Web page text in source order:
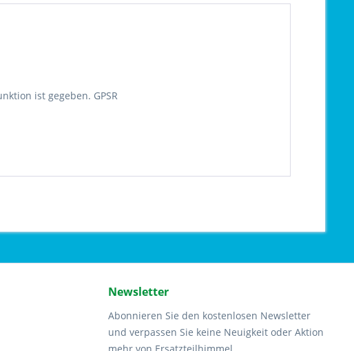
ist gegeben. GPSR
Newsletter
Abonnieren Sie den kostenlosen Newsletter
und verpassen Sie keine Neuigkeit oder Aktion